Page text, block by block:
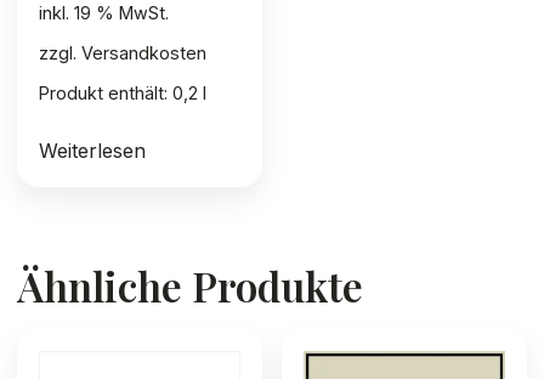
inkl. 19 % MwSt.
zzgl. Versandkosten
Produkt enthält: 0,2 l
Weiterlesen
Ähnliche Produkte